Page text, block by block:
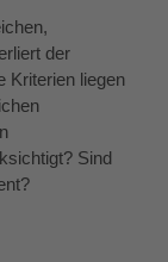
der
Kriterien liegen
Sind